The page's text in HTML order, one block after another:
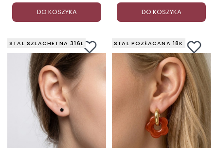
DO KOSZYKA DO KOSZYKA
STAL SZLACHETNA 316L STAL POZŁACANA 18K